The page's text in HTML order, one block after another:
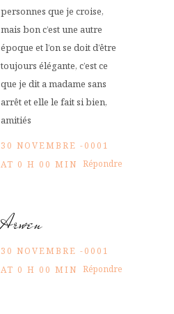
personnes que je croise,
mais bon c’est une autre
époque et l’on se doit d’être
toujours élégante, c’est ce
que je dit a madame sans
arrêt et elle le fait si bien,
amitiés
30 NOVEMBRE -0001
AT 0 H 00 MIN Répondre
Arwen
30 NOVEMBRE -0001
AT 0 H 00 MIN Répondre